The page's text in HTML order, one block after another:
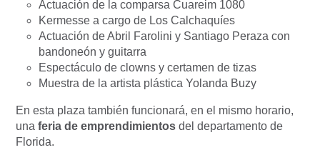
Actuación de la comparsa Cuareim 1080
Kermesse a cargo de Los Calchaquíes
Actuación de Abril Farolini y Santiago Peraza con
bandoneón y guitarra
Espectáculo de clowns y certamen de tizas
Muestra de la artista plástica Yolanda Buzy
En esta plaza también funcionará, en el mismo horario,
una feria de emprendimientos del departamento de
Florida.